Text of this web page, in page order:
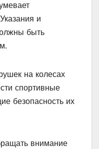
и
быть
на колесах
спортивные
безопасность их
внимание